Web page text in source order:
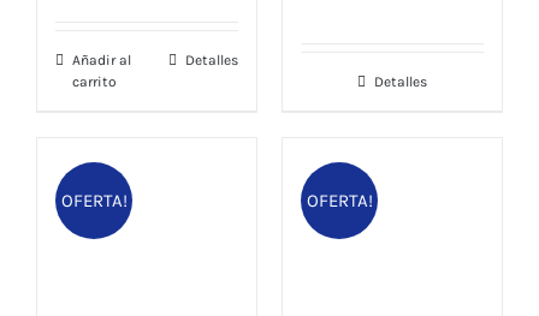
$ 49,00. $ 43,20.
Añadir al
carrito
Detalles
Detalles
OFERTA! OFERTA!